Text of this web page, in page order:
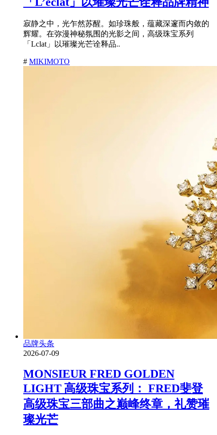
寂静之中，光乍然苏醒。如珍珠般，蕴藏深邃而内敛的
辉耀。在弥漫神秘氛围的光影之间，高级珠宝系列
「Lclat」以璀璨光芒诠释品..
# MIKIMOTO
品牌头条
2026-07-09
MONSIEUR FRED GOLDEN
LIGHT 高级珠宝系列： FRED斐登
高级珠宝三部曲之巅峰终章，礼赞璀
璨光芒